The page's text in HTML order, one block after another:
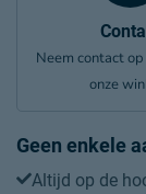
Neem contact
onze
Geen enkele
Altijd op de